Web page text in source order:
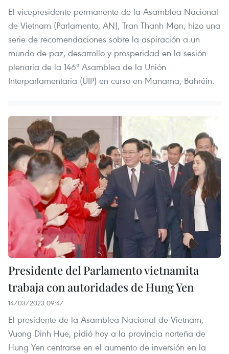
El vicepresidente permanente de la Asamblea Nacional
de Vietnam (Parlamento, AN), Tran Thanh Man, hizo una
serie de recomendaciones sobre la aspiración a un
mundo de paz, desarrollo y prosperidad en la sesión
plenaria de la 146ª Asamblea de la Unión
Interparlamentaria (UIP) en curso en Manama, Bahréin.
Presidente del Parlamento vietnamita
trabaja con autoridades de Hung Yen
14/03/2023 09:47
El presidente de la Asamblea Nacional de Vietnam,
Vuong Dinh Hue, pidió hoy a la provincia norteña de
Hung Yen centrarse en el aumento de inversión en la